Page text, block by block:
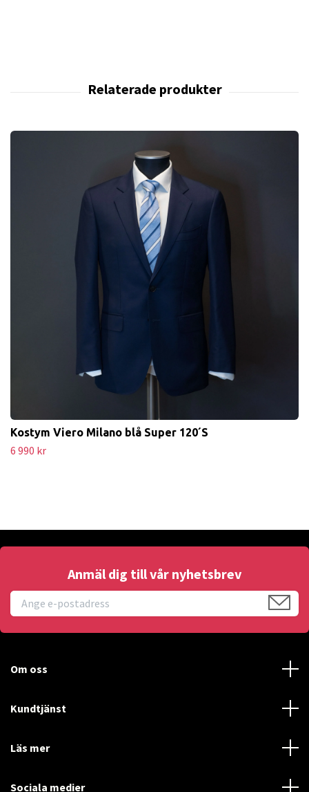
Kostym Viero Milano blå Super 120´S
6 990 kr
Anmäl dig till vår nyhetsbrev
Om oss
Kundtjänst
Läs mer
Sociala medier